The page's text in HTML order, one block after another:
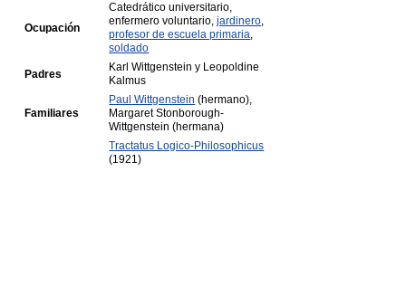
Ocupación
Catedrático universitario,
enfermero voluntario,jardinero,
profesor de escuela primaria,
soldado
Padres
Karl Wittgenstein y Leopoldine
Kalmus
Familiares
Paul Wittgenstein (hermano),
Margaret Stonborough-
Wittgenstein (hermana)
Tractatus Logico-Philosophicus
(1921)